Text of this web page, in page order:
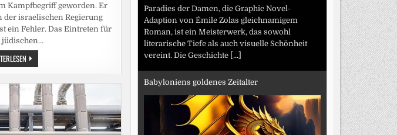
Kampfbegriff geworden. Er
israelischen Regierung
ein Fehler. Das Eintreten für
jüdischen…
JUDENTUM
UND
ISRAEL:
DER
LINKE
ZIONISMUS?
Paradies der Damen, die Graphic Novel-
Adaption von Émile Zolas gleichnamigem
Roman, ist ein Meisterwerk, das sowohl
literarische Tiefe als auch visuelle Schönheit
vereint. Die Geschichte [...]
Babyloniens goldenes Zeitalter